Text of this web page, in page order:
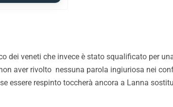
dei veneti che invece è stato squalificato per
aver rivolto nessuna parola ingiuriosa nei
essere respinto toccherà ancora a Lanna